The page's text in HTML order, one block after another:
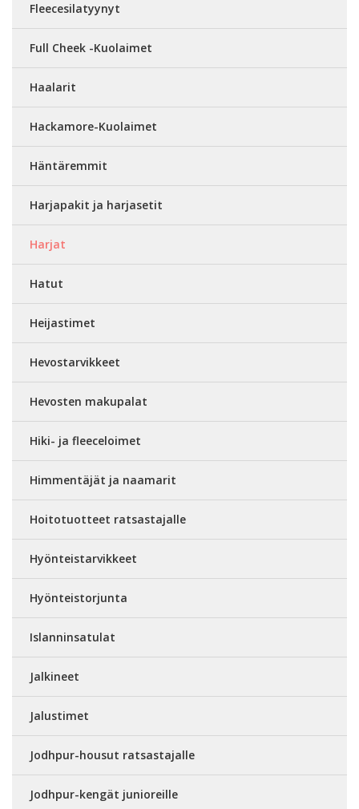
Fleecesilatyynyt
Full Cheek -Kuolaimet
Haalarit
Hackamore-Kuolaimet
Häntäremmit
Harjapakit ja harjasetit
Harjat
Hatut
Heijastimet
Hevostarvikkeet
Hevosten makupalat
Hiki- ja fleeceloimet
Himmentäjät ja naamarit
Hoitotuotteet ratsastajalle
Hyönteistarvikkeet
Hyönteistorjunta
Islanninsatulat
Jalkineet
Jalustimet
Jodhpur-housut ratsastajalle
Jodhpur-kengät junioreille